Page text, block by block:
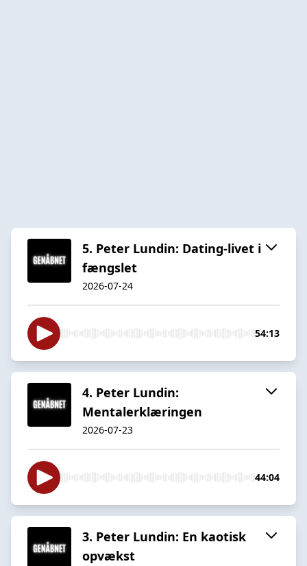
5. Peter Lundin: Dating-livet i
fængslet
2026-07-24
54:13
4. Peter Lundin:
Mentalerklæringen
2026-07-23
44:04
3. Peter Lundin: En kaotisk
opvækst